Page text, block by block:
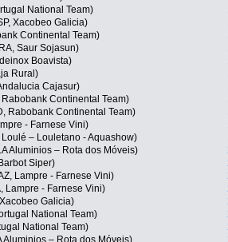
National Team)
Xacobeo Galicia)
Continental Team)
Saur Sojasun)
Boavista)
Rural)
Cajasur)
Continental Team)
Rabobank Continental Team)
- Farnese Vini)
– Louletano - Aquashow)
Aluminios – Rota dos Móveis)
Siper)
Lampre - Farnese Vini)
Lampre - Farnese Vini)
Galicia)
National Team)
National Team)